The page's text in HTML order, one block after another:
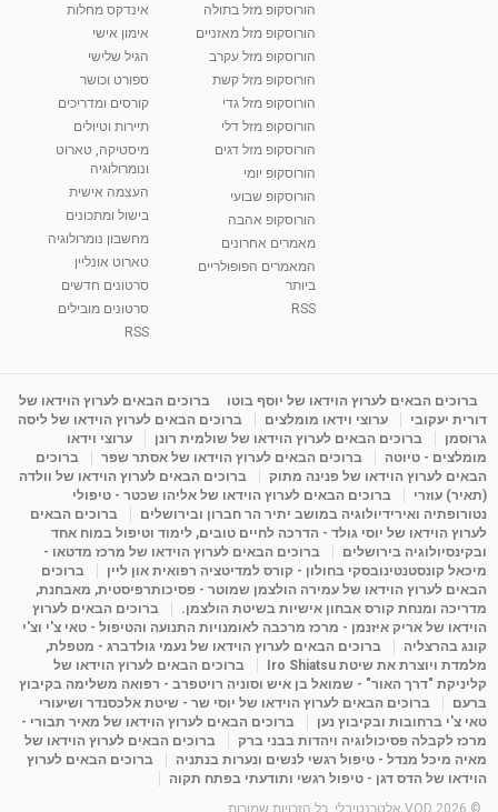
01:37
יוסי שר - מתמחה בשיטת אלכסנדר וטאי צ'י
01:46
רנה רז-גילו -טיפול אנרגטי ויעוץ רוחני - נומרולוגית
2,314 צפיות
05:37
סודות בתאריך הלידה, משמעות חודש הלידה -
ינואר זינה ליבשיץ נומרולוגית
3,263 צפיות
1:31:05
ליסה גרוסמן - המרכז לאימון התנהגותי - קשב
וריכוז ברעננה - הרצאת מבוא: אימון להצלחה של...
מאת admin 11 שנים 3,649 צפיות
15:49
פנינה מתוק - מרכז "נתיב הלב" בהרצליה-
מדיטציה-התחדשות
מאת Shahar-vod 6 שנים 2,146 צפיות
הורוסקופ מזל בתולה
הורוסקופ מזל מאזניים
הורוסקופ מזל עקרב
הורוסקופ מזל קשת
הורוסקופ מזל גדי
הורוסקופ מזל דלי
הורוסקופ מזל דגים
הורוסקופ יומי
הורוסקופ שבועי
הורוסקופ אהבה
מאמרים אחרונים
המאמרים הפופולריים
ביותר
RSS
אינדקס מחלות
אימון אישי
הגיל שלישי
ספורט וכושר
קורסים ומדריכים
תיירות וטיולים
מיסטיקה, טארוט
ונומרולוגיה
העצמה אישית
בישול ומתכונים
מחשבון נומרולוגיה
טארוט אונליין
סרטונים חדשים
סרטונים מובילים
RSS
ברוכים הבאים לערוץ הוידאו של יוסף בוטו
ברוכים הבאים לערוץ הוידאו של
דורית יעקובי
ערוצי וידאו מומלצים
ברוכים הבאים לערוץ הוידאו של ליסה
גרוסמן
ברוכים הבאים לערוץ הוידאו של שולמית רונן
ערוצי וידאו
מומלצים - טיוטה
ברוכים הבאים לערוץ הוידאו של אסתר שפר
ברוכים
הבאים לערוץ הוידאו של פנינה מתוק
ברוכים הבאים לערוץ הוידאו של וולדה
(תאיר) עוזרי
ברוכים הבאים לערוץ הוידאו של אליהו שכטר - טיפולי
נטורופתיה ואירידיולוגיה במושב יתיר הר חברון ובירושלים
ברוכים הבאים
לערוץ הוידאו של יוסי גולד - הדרכה לחיים טובים, לימוד וטיפול במוח אחד
ובקינסיולוגיה בירושלים
ברוכים הבאים לערוץ הוידאו של מרכז מדטאו -
מיכאל קונסטנטינובסקי בחולון - קורס למדיטציה רפואית און ליין
ברוכים
הבאים לערוץ הוידאו של עמירה הולצמן שמוטר - פסיכותרפיסטית, מאבחנת,
מדריכה ומנחת קורס אבחון אישיות בשיטת הולצמן.
ברוכים הבאים לערוץ
הוידאו של אריק איזנמן - מרכז מרכבה לאומנויות התנועה והטיפול - טאי צ'י וצ'י
קונג בהרצליה
ברוכים הבאים לערוץ הוידאו של נעמי גולדברג - מטפלת,
מלמדת ויוצרת את שיטת Iro Shiatsu
ברוכים הבאים לערוץ הוידאו של
קליניקת "דרך האור" - שמואל בן איש וסוניה רויטפרב - רפואה משלימה בקיבוץ
ברעם
ברוכים הבאים לערוץ הוידאו של יוסי שר - שיטת אלכסנדר ושיעורי
טאי צ'י ברחובות ובקיבוץ נען
ברוכים הבאים לערוץ הוידאו של מאיר תבורי -
מרכז לקבלה פסיכולוגיה ויהדות בבני ברק
ברוכים הבאים לערוץ הוידאו של
מאיה מיכל מנדל - טיפול רגשי לנשים ונערות בנתניה
ברוכים הבאים לערוץ
הוידאו של הדס דגן - טיפול רגשי ותודעתי בפתח תקוה
© 2026 VOD אלטרנטיבלי. כל הזכויות שמורות.